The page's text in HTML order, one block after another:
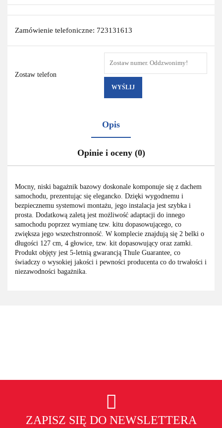
Zamówienie telefoniczne: 723131613
Zostaw telefon
WYŚLIJ
Opis
Opinie i oceny (0)
Mocny, niski bagażnik bazowy doskonale komponuje się z dachem
samochodu, prezentując się elegancko. Dzięki wygodnemu i
bezpiecznemu systemowi montażu, jego instalacja jest szybka i
prosta. Dodatkową zaletą jest możliwość adaptacji do innego
samochodu poprzez wymianę tzw. kitu dopasowującego, co
zwiększa jego wszechstronność. W komplecie znajdują się 2 belki o
długości 127 cm, 4 głowice, tzw. kit dopasowujący oraz zamki.
Produkt objęty jest 5-letnią gwarancją Thule Guarantee, co
świadczy o wysokiej jakości i pewności producenta co do trwałości i
niezawodności bagażnika.
ZAPISZ SIĘ DO NEWSLETTERA